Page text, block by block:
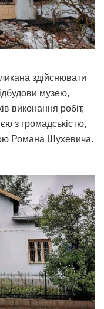
здійснювати
музею,
виконання робіт,
з громадськістю,
Романа Шухевича.